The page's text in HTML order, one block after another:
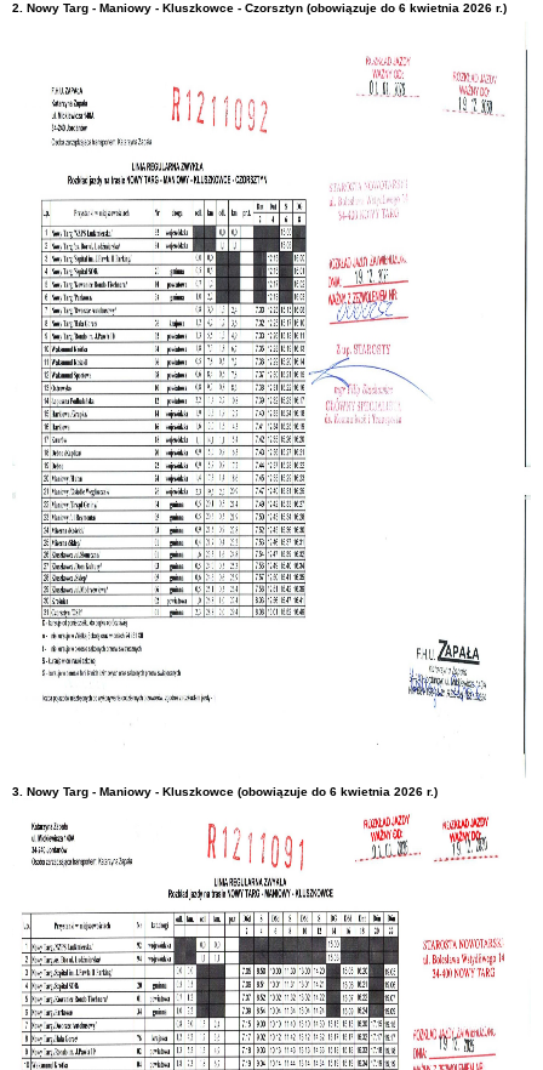
2. Nowy Targ - Maniowy - Kluszkowce - Czorsztyn (obowiązuje do 6 kwietnia 2026 r.)
3. Nowy Targ - Maniowy - Kluszkowce (obowiązuje do 6 kwietnia 2026 r.)